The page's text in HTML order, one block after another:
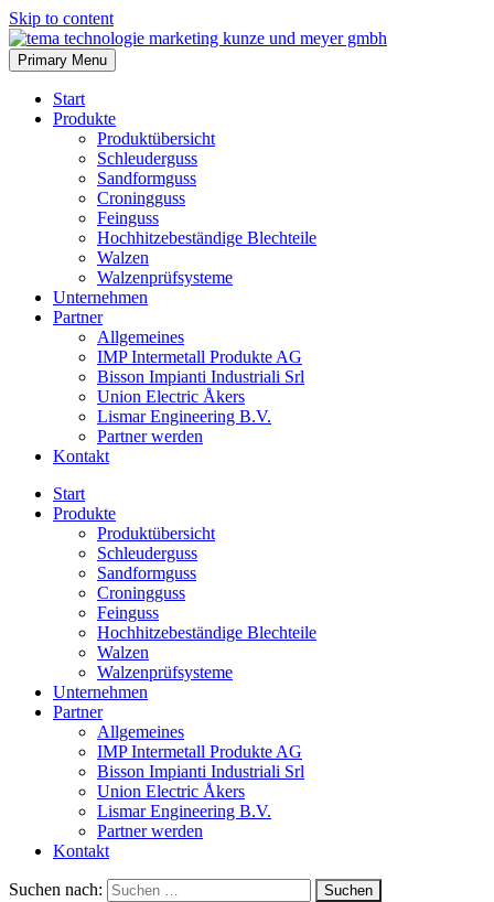
Skip to content
Primary Menu
Start
Produkte
Produktübersicht
Schleuderguss
Sandformguss
Croningguss
Feinguss
Hochhitzebeständige Blechteile
Walzen
Walzenprüfsysteme
Unternehmen
Partner
Allgemeines
IMP Intermetall Produkte AG
Bisson Impianti Industriali Srl
Union Electric Åkers
Lismar Engineering B.V.
Partner werden
Kontakt
Start
Produkte
Produktübersicht
Schleuderguss
Sandformguss
Croningguss
Feinguss
Hochhitzebeständige Blechteile
Walzen
Walzenprüfsysteme
Unternehmen
Partner
Allgemeines
IMP Intermetall Produkte AG
Bisson Impianti Industriali Srl
Union Electric Åkers
Lismar Engineering B.V.
Partner werden
Kontakt
Suchen nach: